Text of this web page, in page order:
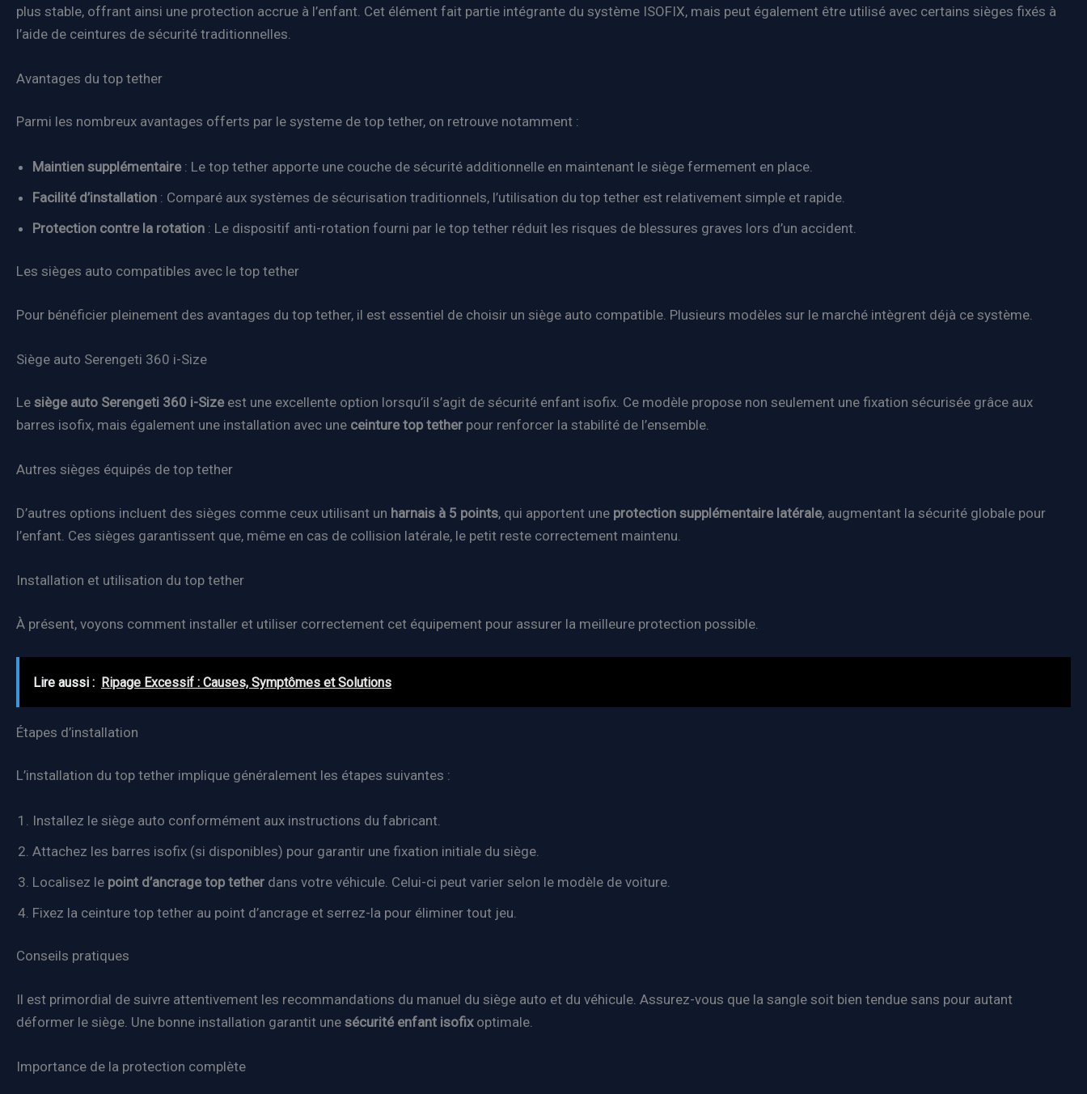
plus stable, offrant ainsi une protection accrue à l’enfant. Cet élément fait partie intégrante du système ISOFIX, mais peut également être utilisé avec certains sièges fixés à
l’aide de ceintures de sécurité traditionnelles.
Avantages du top tether
Parmi les nombreux avantages offerts par le systeme de top tether, on retrouve notamment :
Maintien supplémentaire: Le top tether apporte une couche de sécurité additionnelle en maintenant le siège fermement en place.
Facilité d’installation : Comparé aux systèmes de sécurisation traditionnels, l’utilisation du top tether est relativement simple et rapide.
Protection contre la rotation : Le dispositif anti-rotation fourni par le top tether réduit les risques de blessures graves lors d’un accident.
Les sièges auto compatibles avec le top tether
Pour bénéficier pleinement des avantages du top tether, il est essentiel de choisir un siège auto compatible. Plusieurs modèles sur le marché intègrent déjà ce système.
Siège auto Serengeti 360 i-Size
Le siège auto Serengeti 360 i-Sizeest une excellente option lorsqu’il s’agit de sécurité enfant isofix. Ce modèle propose non seulement une fixation sécurisée grâce aux
barres isofix, mais également une installation avec une ceinture top tether pour renforcer la stabilité de l’ensemble.
Autres sièges équipés de top tether
D’autres options incluent des sièges comme ceux utilisant un harnais à 5 points, qui apportent une protection supplémentaire latérale, augmentant la sécurité globale pour
l’enfant. Ces sièges garantissent que, même en cas de collision latérale, le petit reste correctement maintenu.
Installation et utilisation du top tether
À présent, voyons comment installer et utiliser correctement cet équipement pour assurer la meilleure protection possible.
Lire aussi : Ripage Excessif : Causes, Symptômes et Solutions
Étapes d’installation
L’installation du top tether implique généralement les étapes suivantes :
Installez le siège auto conformément aux instructions du fabricant.
Attachez les barres isofix (si disponibles) pour garantir une fixation initiale du siège.
Localisez le point d’ancrage top tether dans votre véhicule. Celui-ci peut varier selon le modèle de voiture.
Fixez la ceinture top tether au point d’ancrage et serrez-la pour éliminer tout jeu.
Conseils pratiques
Il est primordial de suivre attentivement les recommandations du manuel du siège auto et du véhicule. Assurez-vous que la sangle soit bien tendue sans pour autant
déformer le siège. Une bonne installation garantit une sécurité enfant isofixoptimale.
Importance de la protection complète